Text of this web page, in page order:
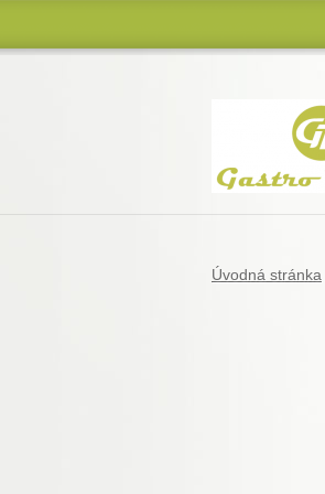
Úvodná stránka